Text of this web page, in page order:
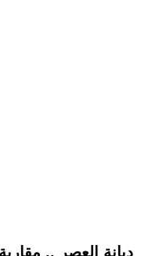
ديانة العصر ..